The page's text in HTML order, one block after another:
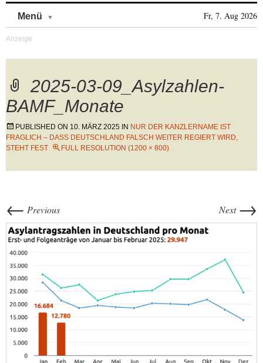
Menü Fr, 7. Aug 2026
2025-03-09_Asylzahlen-
BAMF_Monate
PUBLISHED ON 10. MÄRZ 2025 IN NUR DER KANZLERNAME IST
FRAGLICH – DASS DEUTSCHLAND FALSCH WEITER REGIERT WIRD,
STEHT FEST
FULL RESOLUTION (1200 × 800)
← Previous Next →